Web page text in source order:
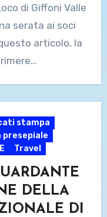
di Giffoni Valle
serata ai soci
articolo, la
stampa
presepiale
Travel
DELLA
DI